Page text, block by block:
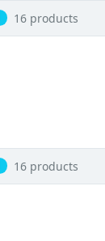
16 products
16 products